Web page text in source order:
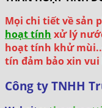
Mọi chi tiết về sản
hoạt tính xử lý
hoạt tính khử
tín đảm bảo xin vui
Công ty TNHH